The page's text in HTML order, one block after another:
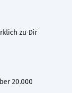
zu Dir
20.000